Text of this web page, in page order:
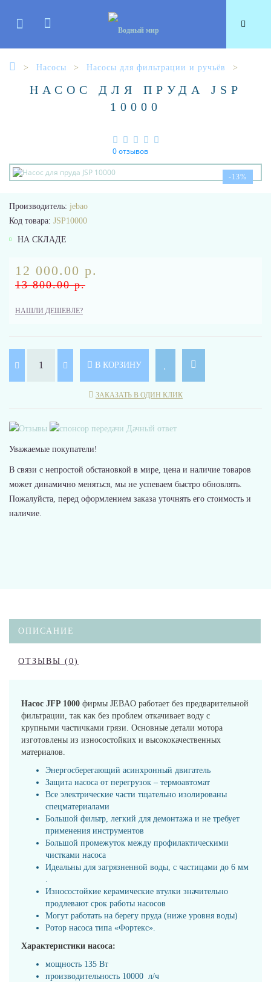
Насосы Насосы для фильтрации и ручьёв
НАСОС ДЛЯ ПРУДА JSP
10000
0 отзывов
-13%
Производитель: jebao
Код товара: JSP10000
НА СКЛАДЕ
12 000.00 р.
13 800.00 р.
НАШЛИ ДЕШЕВЛЕ?
В КОРЗИНУ
ЗАКАЗАТЬ В ОДИН КЛИК
Уважаемые покупатели!
В связи с непростой обстановкой в мире, цена и наличие товаров
может динамично меняться, мы не успеваем быстро обновлять.
Пожалуйста, перед оформлением заказа уточнять его стоимость и
наличие.
ОПИСАНИЕ
ОТЗЫВЫ (0)
Насос JFP 1000 фирмы JEBAO работает без предварительной
фильтрации, так как без проблем откачивает воду с
крупными частичками грязи. Основные детали мотора
изготовлены из износостойких и высококачественных
материалов.
Энергосберегающий асинхронный двигатель
Защита насоса от перегрузок – термоавтомат
Все электрические части тщательно изолированы
спецматериалами
Большой фильтр, легкий для демонтажа и не требует
применения инструментов
Большой промежуток между профилактическими
чистками насоса
Идеальны для загрязненной воды, с частицами до 6 мм
.
Износостойкие керамические втулки значительно
продлевают срок работы насосов
Могут работать на берегу пруда (ниже уровня воды)
Ротор насоса типа «Фортекс».
Характеристики насоса:
мощность 135 Вт
производительность 10000 л/ч